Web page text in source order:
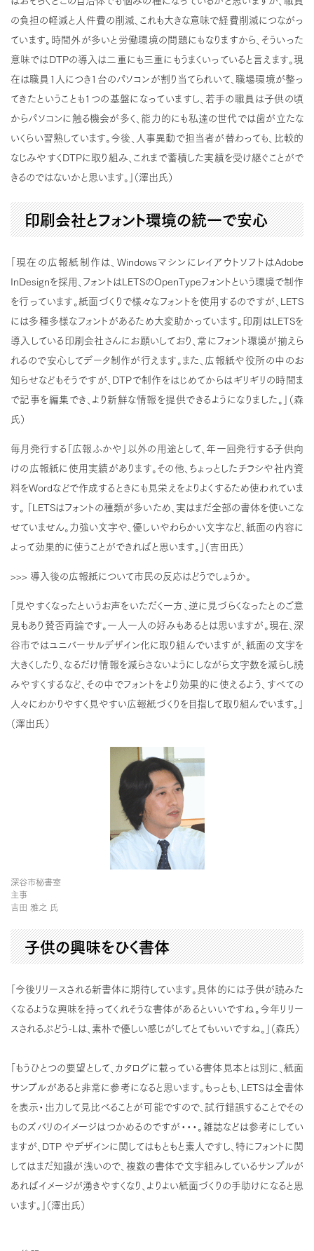
の負担の軽減と人件費の削減、これも大きな意味で経費削減につながっ
ています。時間外が多いと労働環境の問題にもなりますから、そういった
意味ではDTPの導入は二重にも三重にもうまくいっていると言えます。現
在は職員1人につき1台のパソコンが割り当てられいて、職場環境が整っ
てきたということも1つの基盤になっていますし、若手の職員は子供の頃
からパソコンに触る機会が多く、能力的にも私達の世代では歯が立たな
いくらい習熟しています。今後、人事異動で担当者が替わっても、比較的
なじみやすくDTPに取り組み、これまで蓄積した実績を受け継ぐことがで
きるのではないかと思います。」（澤出氏）
印刷会社とフォント環境の統一で安心
「現在の広報紙制作は、WindowsマシンにレイアウトソフトはAdobe
InDesignを採用、フォントはLETSのOpenTypeフォントという環境で制作
を行っています。紙面づくりで様々なフォントを使用するのですが、LETS
には多種多様なフォントがあるため大変助かっています。印刷はLETSを
導入している印刷会社さんにお願いしており、常にフォント環境が揃えら
れるので安心してデータ制作が行えます。また、広報紙や役所の中のお
知らせなどもそうですが、DTPで制作をはじめてからはギリギリの時間ま
で記事を編集でき、より新鮮な情報を提供できるようになりました。」（森
氏）
毎月発行する「広報ふかや」以外の用途として、年一回発行する子供向
けの広報紙に使用実績があります。その他、ちょっとしたチラシや社内資
料をWordなどで作成するときにも見栄えをよりよくするため使われていま
す。 「LETSはフォントの種類が多いため、実はまだ全部の書体を使いこな
せていません。力強い文字や、優しいやわらかい文字など、紙面の内容に
よって効果的に使うことができればと思います。」（吉田氏）
>>> 導入後の広報紙について市民の反応はどうでしょうか。
「見やすくなったというお声をいただく一方、逆に見づらくなったとのご意
見もあり賛否両論です。一人一人の好みもあるとは思いますが。現在、深
谷市ではユニバーサルデザイン化に取り組んでいますが、紙面の文字を
大きくしたり、なるだけ情報を減らさないようにしながら文字数を減らし読
みやすくするなど、その中でフォントをより効果的に使えるよう、すべての
人々にわかりやすく見やすい広報紙づくりを目指して取り組んでいます。」
（澤出氏）
深谷市秘書室
主事
吉田 雅之 氏
子供の興味をひく書体
「今後リリースされる新書体に期待しています。具体的には子供が読みた
くなるような興味を持ってくれそうな書体があるといいですね。今年リリー
スされるぶどう-Lは、素朴で優しい感じがしてとてもいいですね。」（森氏）
「もうひとつの要望として、カタログに載っている書体見本とは別に、紙面
サンプルがあると非常に参考になると思います。もっとも、LETSは全書体
を表示・出力して見比べることが可能ですので、試行錯誤することでその
ものズバリのイメージはつかめるのですが・・・。雑誌などは参考にしてい
ますが、DTP やデザインに関してはもともと素人ですし、特にフォントに関
してはまだ知識が浅いので、複数の書体で文字組みしているサンプルが
あればイメージが湧きやすくなり、よりよい紙面づくりの手助けになると思
います。」（澤出氏）